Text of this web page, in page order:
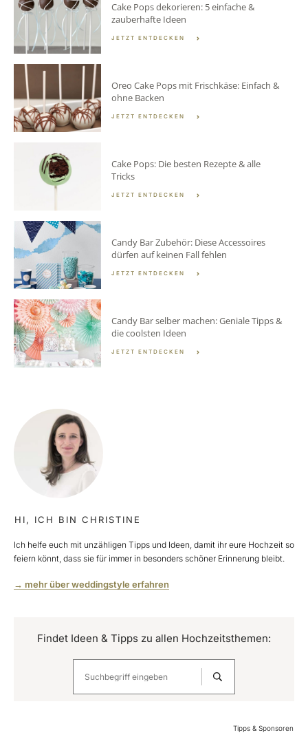
Cake Pops dekorieren: 5 einfache &
zauberhafte Ideen
JETZT ENTDECKEN
Oreo Cake Pops mit Frischkäse: Einfach &
ohne Backen
JETZT ENTDECKEN
Cake Pops: Die besten Rezepte & alle
Tricks
JETZT ENTDECKEN
Candy Bar Zubehör: Diese Accessoires
dürfen auf keinen Fall fehlen
JETZT ENTDECKEN
Candy Bar selber machen: Geniale Tipps &
die coolsten Ideen
JETZT ENTDECKEN
HI, ICH BIN CHRISTINE
Ich helfe euch mit unzähligen Tipps und Ideen, damit ihr eure Hochzeit so
feiern könnt, dass sie für immer in besonders schöner Erinnerung bleibt.
→ mehr über weddingstyle erfahren
Findet Ideen & Tipps zu allen Hochzeitsthemen:
Tipps & Sponsoren